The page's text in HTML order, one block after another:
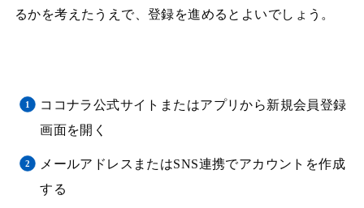
るかを考えたうえで、登録を進めるとよいでしょう。
ココナラ公式サイトまたはアプリから新規会員登録
画面を開く
メールアドレスまたはSNS連携でアカウントを作成
する